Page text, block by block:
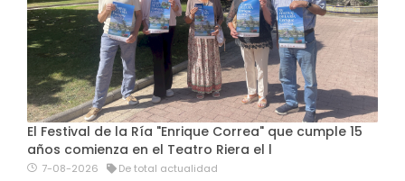
El Festival de la Ría "Enrique Correa" que cumple 15
años comienza en el Teatro Riera el l
7-08-2026 De total actualidad